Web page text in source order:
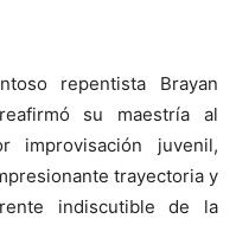
repentista Brayan
su maestría al
juvenil,
trayectoria y
indiscutible de la